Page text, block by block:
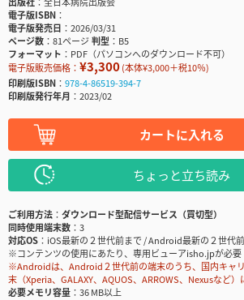
電子版ISBN
電子版発売日
2026/03/31
ページ数
81ページ判型
B5
フォーマット
PDF（パソコンへのダウンロード不可）
電子版販売価格： ¥3,300(本体¥3,000＋税10％)
印刷版ISBN
978-4-86519-394-7
印刷版発行年月
2023/02
カートに入れる
ちょっと立ち読み
ご利用方法
ダウンロード型配信サービス（買切型）
同時使用端末数
3
対応OS
iOS最新の２世代前まで / Android最新の２世代
※コンテンツの使用にあたり、専用ビューアisho.jpが必要
※Androidは、Android２世代前の端末のうち、国内キャ
末（Xperia、GALAXY、AQUOS、ARROWS、Nexusなど
必要メモリ容量
36 MB以上